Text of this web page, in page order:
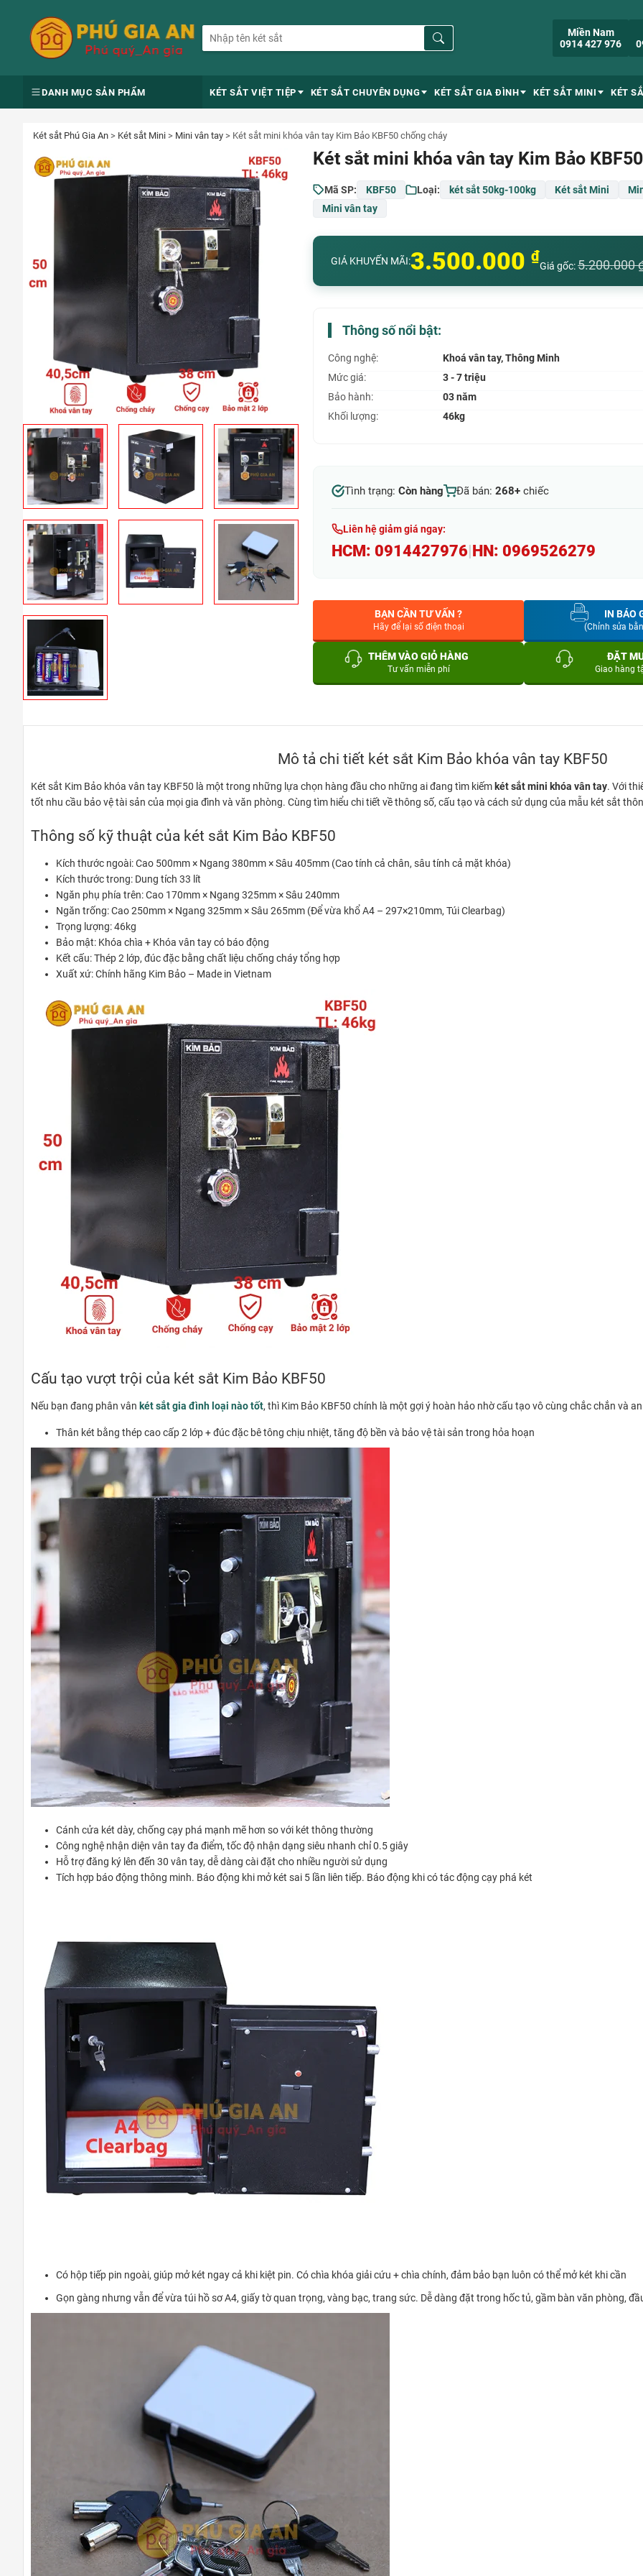
Miền Nam
0914 427 976
DANH MỤC SẢN PHẨM KÉT SẮT VIỆT TIỆP KÉT SẮT CHUYÊN DỤNG KÉT SẮT GIA ĐÌNH KÉT SẮT MINI KÉT
Két sắt Phú Gia An > Két sắt Mini > Mini vân tay > Két sắt mini khóa vân tay Kim Bảo KBF50 chống cháy
Két sắt mini khóa vân tay Kim Bảo
Mã SP: KBF50 Loại: két sắt 50kg-100kg Két sắt Mini
Mini vân tay
GIÁ KHUYẾN MÃI:3.500.000 ₫
Giá gốc:5.200.000
Thông số nổi bật:
Công nghệ:
Khoá vân tay, Thông Minh
Mức giá:
3 - 7 triệu
Bảo hành:
03 năm
Khối lượng:
46kg
Tình trạng: Còn hàng Đã bán: 268+ chiếc
Liên hệ giảm giá ngay:
HCM: 0914427976 HN: 0969526279
BẠN CẦN TƯ VẤN ?
Hãy để lại số điện thoại
IN BÁO
(Chỉnh sửa
THÊM VÀO GIỎ HÀNG
Tư vấn miễn phí
ĐẶT
Giao hàng
Mô tả chi tiết két sắt Kim Bảo khóa vân tay KBF50
Két sắt Kim Bảo khóa vân tay KBF50 là một trong những lựa chọn hàng đầu cho những ai đang tìm kiếm két sắt mini khóa vân tay. Với
tốt nhu cầu bảo vệ tài sản của mọi gia đình và văn phòng. Cùng tìm hiểu chi tiết về thông số, cấu tạo và cách sử dụng của mẫu két sắt
Thông số kỹ thuật của két sắt Kim Bảo KBF50
Kích thước ngoài: Cao 500mm × Ngang 380mm × Sâu 405mm (Cao tính cả chân, sâu tính cả mặt khóa)
Kích thước trong: Dung tích 33 lít
Ngăn phụ phía trên: Cao 170mm × Ngang 325mm × Sâu 240mm
Ngăn trống: Cao 250mm × Ngang 325mm × Sâu 265mm (Để vừa khổ A4 – 297×210mm, Túi Clearbag)
Trọng lượng: 46kg
Bảo mật: Khóa chìa + Khóa vân tay có báo động
Kết cấu: Thép 2 lớp, đúc đặc bằng chất liệu chống cháy tổng hợp
Xuất xứ: Chính hãng Kim Bảo – Made in Vietnam
Cấu tạo vượt trội của két sắt Kim Bảo KBF50
Nếu bạn đang phân vân két sắt gia đình loại nào tốt, thì Kim Bảo KBF50 chính là một gợi ý hoàn hảo nhờ cấu tạo vô cùng chắc chắn và
Thân két bằng thép cao cấp 2 lớp + đúc đặc bê tông chịu nhiệt, tăng độ bền và bảo vệ tài sản trong hỏa hoạn
Cánh cửa két dày, chống cạy phá mạnh mẽ hơn so với két thông thường
Công nghệ nhận diện vân tay đa điểm, tốc độ nhận dạng siêu nhanh chỉ 0.5 giây
Hỗ trợ đăng ký lên đến 30 vân tay, dễ dàng cài đặt cho nhiều người sử dụng
Tích hợp báo động thông minh. Báo động khi mở két sai 5 lần liên tiếp. Báo động khi có tác động cạy phá két
Có hộp tiếp pin ngoài, giúp mở két ngay cả khi kiệt pin. Có chìa khóa giải cứu + chìa chính, đảm bảo bạn luôn có thể mở két khi cần
Gọn gàng nhưng vẫn để vừa túi hồ sơ A4, giấy tờ quan trọng, vàng bạc, trang sức. Dễ dàng đặt trong hốc tủ, gầm bàn văn phòng,